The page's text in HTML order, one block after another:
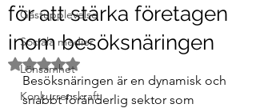
Gästupplevelse
Sociala medier
Lönsamhet
Konkurrenskraft
för att stärka företagen
inom besöksnäringen
Betygsatt till NaN av 5 stjärnor.
Besöksnäringen är en dynamisk och
snabbt föränderlig sektor som